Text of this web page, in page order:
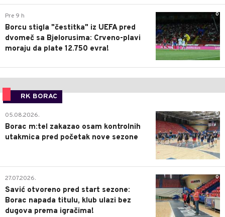
0
Pre 9 h
Borcu stigla "čestitka" iz UEFA pred
dvomeč sa Bjelorusima: Crveno-plavi
moraju da plate 12.750 evra!
RK BORAC
0
05.08.2026.
Borac m:tel zakazao osam kontrolnih
utakmica pred početak nove sezone
0
27.07.2026.
Savić otvoreno pred start sezone:
Borac napada titulu, klub ulazi bez
dugova prema igračima!